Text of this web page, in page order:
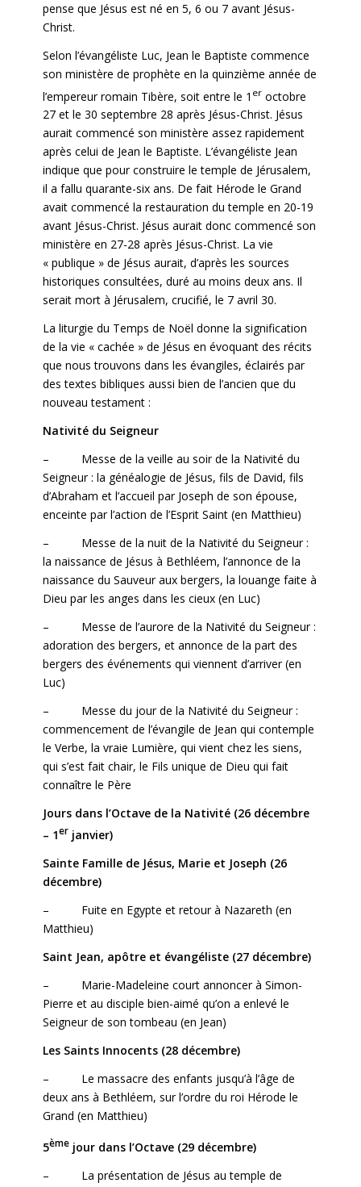
pense que Jésus est né en 5, 6 ou 7 avant Jésus-
Christ.
Selon l’évangéliste Luc, Jean le Baptiste commence
son ministère de prophète en la quinzième année de
l’empereur romain Tibère, soit entre le 1 eroctobre
27 et le 30 septembre 28 après Jésus-Christ. Jésus
aurait commencé son ministère assez rapidement
après celui de Jean le Baptiste. L’évangéliste Jean
indique que pour construire le temple de Jérusalem,
il a fallu quarante-six ans. De fait Hérode le Grand
avait commencé la restauration du temple en 20-19
avant Jésus-Christ. Jésus aurait donc commencé son
ministère en 27-28 après Jésus-Christ. La vie
« publique » de Jésus aurait, d’après les sources
historiques consultées, duré au moins deux ans. Il
serait mort à Jérusalem, crucifié, le 7 avril 30.
La liturgie du Temps de Noël donne la signification
de la vie « cachée » de Jésus en évoquant des récits
que nous trouvons dans les évangiles, éclairés par
des textes bibliques aussi bien de l’ancien que du
nouveau testament :
Nativité du Seigneur
– Messe de la veille au soir de la Nativité du
Seigneur : la généalogie de Jésus, fils de David, fils
d’Abraham et l’accueil par Joseph de son épouse,
enceinte par l’action de l’Esprit Saint (en Matthieu)
– Messe de la nuit de la Nativité du Seigneur :
la naissance de Jésus à Bethléem, l’annonce de la
naissance du Sauveur aux bergers, la louange faite à
Dieu par les anges dans les cieux (en Luc)
– Messe de l’aurore de la Nativité du Seigneur :
adoration des bergers, et annonce de la part des
bergers des événements qui viennent d’arriver (en
Luc)
– Messe du jour de la Nativité du Seigneur :
commencement de l’évangile de Jean qui contemple
le Verbe, la vraie Lumière, qui vient chez les siens,
qui s’est fait chair, le Fils unique de Dieu qui fait
connaître le Père
Jours dans l’Octave de la Nativité (26 décembre
– 1erjanvier)
Sainte Famille de Jésus, Marie et Joseph (26
décembre)
– Fuite en Egypte et retour à Nazareth (en
Matthieu)
Saint Jean, apôtre et évangéliste (27 décembre)
– Marie-Madeleine court annoncer à Simon-
Pierre et au disciple bien-aimé qu’on a enlevé le
Seigneur de son tombeau (en Jean)
Les Saints Innocents (28 décembre)
– Le massacre des enfants jusqu’à l’âge de
deux ans à Bethléem, sur l’ordre du roi Hérode le
Grand (en Matthieu)
5èmejour dans l’Octave (29 décembre)
– La présentation de Jésus au temple de